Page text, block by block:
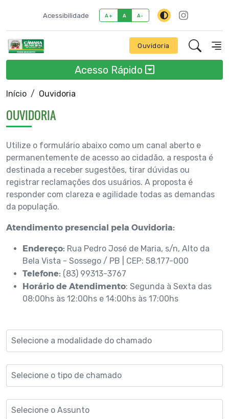
Acessibilidade A+ A A-
Ouvidoria
Acesso Rápido
Início Ouvidoria
OUVIDORIA
Utilize o formulário abaixo como um canal aberto e
permanentemente de acesso ao cidadão, a resposta é
destinada a receber sugestões, tirar dúvidas ou
registrar reclamações dos usuários. A proposta é
responder com clareza e agilidade todas as demandas
da população.
Atendimento presencial pela Ouvidoria:
Endereço: Rua Pedro José de Maria, s/n, Alto da
Bela Vista - Sossego / PB | CEP: 58.177-000
Telefone: (83) 99313-3767
Horário de Atendimento: Segunda à Sexta das
08:00hs às 12:00hs e 14:00hs às 17:00hs